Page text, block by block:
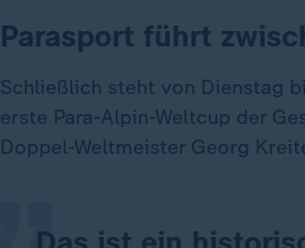
Parasport führt
Schließlich steht von Dienstag
erste Para-Alpin-Weltcup der
Doppel-Weltmeister Georg
„